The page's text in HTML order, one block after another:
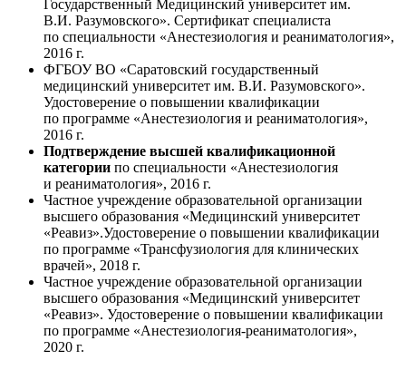
Государственный Медицинский университет им.
В.И. Разумовского». Сертификат специалиста
по специальности «Анестезиология и реаниматология»,
2016 г.
ФГБОУ ВО «Саратовский государственный
медицинский университет им. В.И. Разумовского».
Удостоверение о повышении квалификации
по программе «Анестезиология и реаниматология»,
2016 г.
Подтверждение высшей квалификационной
категории по специальности «Анестезиология
и реаниматология», 2016 г.
Частное учреждение образовательной организации
высшего образования «Медицинский университет
«Реавиз».Удостоверение о повышении квалификации
по программе «Трансфузиология для клинических
врачей», 2018 г.
Частное учреждение образовательной организации
высшего образования «Медицинский университет
«Реавиз». Удостоверение о повышении квалификации
по программе «Анестезиология-реаниматология»,
2020 г.